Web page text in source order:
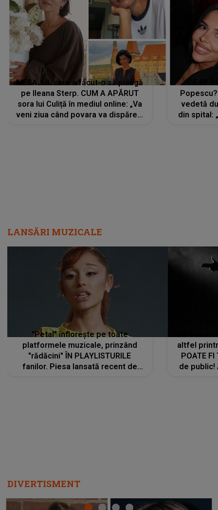
MESAJUL care a făcut-o să plângă
pe Ileana Sterp. CUM A APĂRUT
sora lui Culiță în mediul online: „Va
veni ziua când povara va dispărea,
vedetă
din spital:
LANSĂRI MUZICALE
"Petal" înflorește pe toate
platformele muzicale, prinzând
"rădăcini" ÎN PLAYLISTURILE
fanilor. Piesa lansată recent de
altfel
POATE FI
de public!
DIVERTISMENT